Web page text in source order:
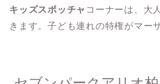
キッズスポッチャ コーナーは、大
きます。子ども連れの特権がマー